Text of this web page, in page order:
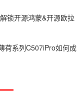
锁开源鸿蒙&开源欧拉
荷系列C507iPro如何成